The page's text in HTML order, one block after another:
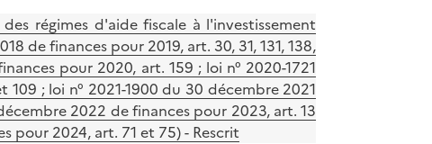
régimes d'aide fiscale à l'investissement
de finances pour 2019, art. 30, 31, 131, 138,
pour 2020, art. 159 ; loi n° 2020-1721
; loi n° 2021-1900 du 30 décembre 2021
2022 de finances pour 2023, art. 13
pour 2024, art. 71 et 75) - Rescrit